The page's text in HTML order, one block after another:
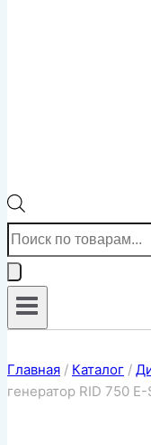
Поиск
товаров
Главная / Каталог /
генератор RID 750 E-